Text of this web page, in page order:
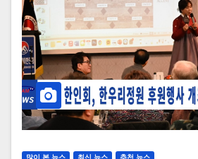
많이 본 뉴스 최신 뉴스 추천 뉴스